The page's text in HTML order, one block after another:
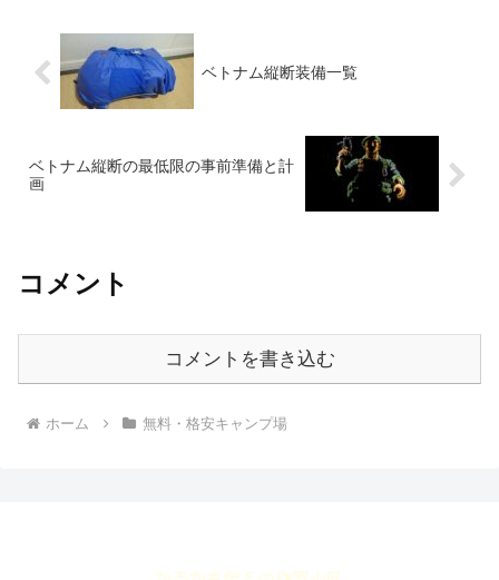
ベトナム縦断装備一覧
ベトナム縦断の最低限の事前準備と計
画
コメント
コメントを書き込む
ホーム 無料・格安キャンプ場